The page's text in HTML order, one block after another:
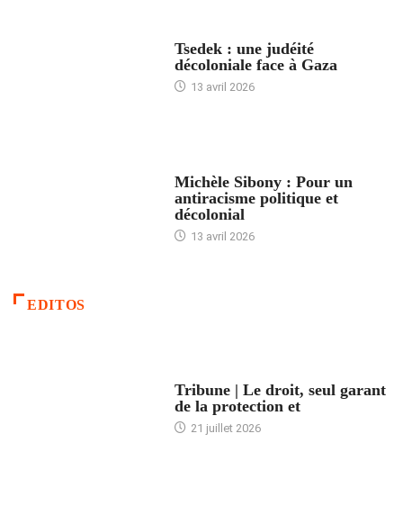
Tsedek : une judéité
décoloniale face à Gaza
13 avril 2026
Michèle Sibony : Pour un
antiracisme politique et
décolonial
13 avril 2026
EDITOS
Tribune | Le droit, seul garant
de la protection et
21 juillet 2026